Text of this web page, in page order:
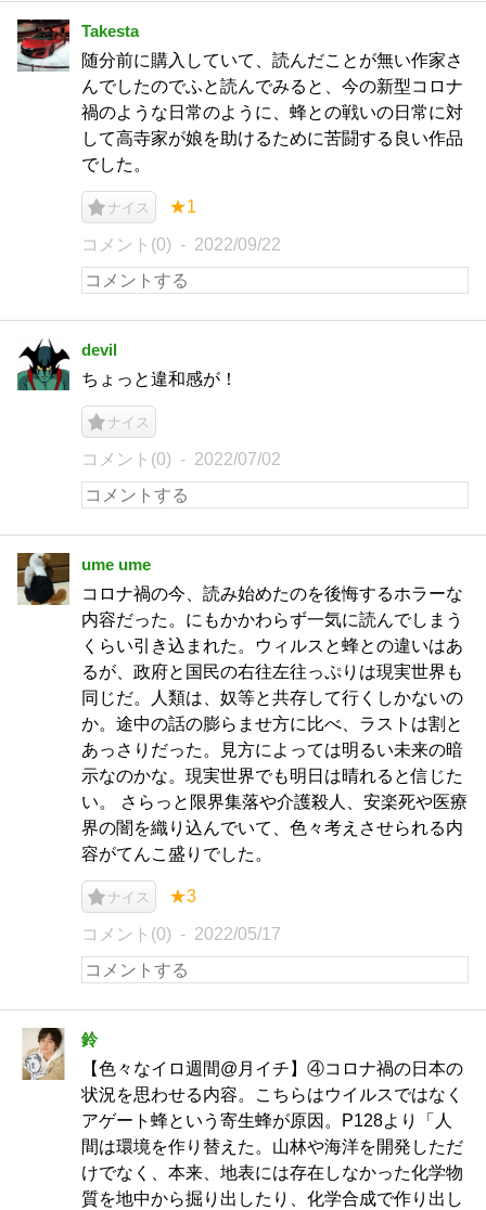
Takesta
随分前に購入していて、読んだことが無い作家さ
んでしたのでふと読んでみると、今の新型コロナ
禍のような日常のように、蜂との戦いの日常に対
して高寺家が娘を助けるために苦闘する良い作品
でした。
ナイス ★1
コメント(0) 2022/09/22
devil
ちょっと違和感が！
ナイス
コメント(0) 2022/07/02
ume ume
コロナ禍の今、読み始めたのを後悔するホラーな
内容だった。にもかかわらず一気に読んでしまう
くらい引き込まれた。ウィルスと蜂との違いはあ
るが、政府と国民の右往左往っぷりは現実世界も
同じだ。人類は、奴等と共存して行くしかないの
か。途中の話の膨らませ方に比べ、ラストは割と
あっさりだった。見方によっては明るい未来の暗
示なのかな。現実世界でも明日は晴れると信じた
い。 さらっと限界集落や介護殺人、安楽死や医療
界の闇を織り込んでいて、色々考えさせられる内
容がてんこ盛りでした。
ナイス ★3
コメント(0) 2022/05/17
鈴
【色々なイロ週間@月イチ】④コロナ禍の日本の
状況を思わせる内容。こちらはウイルスではなく
アゲート蜂という寄生蜂が原因。P128より「人
間は環境を作り替えた。山林や海洋を開発しただ
けでなく、本来、地表には存在しなかった化学物
質を地中から掘り出したり、化学合成で作り出し